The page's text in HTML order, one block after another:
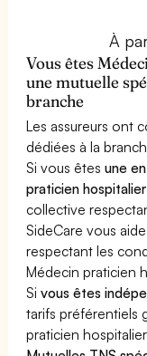
À
Vous êtes
une mutuelle
branche
Les assureurs ont
dédiées à la
Si vous êtesune
praticien hospitalier
collective
SideCare vous
respectant les
Médecin praticien
Sivous êtes
tarifs préférentiels
praticien